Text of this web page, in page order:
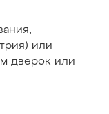
или
дверок или